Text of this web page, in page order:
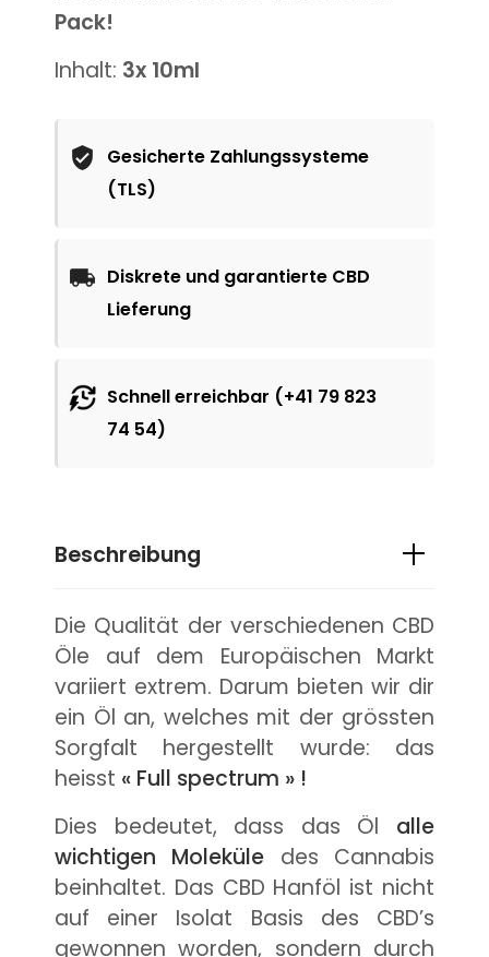
Pack!
Inhalt: 3x 10ml
Gesicherte Zahlungssysteme
(TLS)
Diskrete und garantierte CBD
Lieferung
Schnell erreichbar (+41 79 823
74 54)
Beschreibung
Die Qualität der verschiedenen CBD
Öle auf dem Europäischen Markt
variiert extrem. Darum bieten wir dir
ein Öl an, welches mit der grössten
Sorgfalt hergestellt wurde: das
heisst « Full spectrum » !
Dies bedeutet, dass das Öl alle
wichtigen Moleküle des Cannabis
beinhaltet. Das CBD Hanföl ist nicht
auf einer Isolat Basis des CBD’s
gewonnen worden, sondern durch